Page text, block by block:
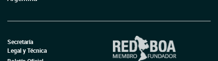
Secretaría
Legal y Técnica